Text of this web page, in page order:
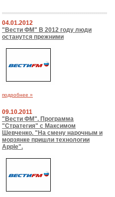
04.01.2012
"Вести ФМ" В 2012 году люди
останутся прежними
подробнее »
09.10.2011
"Вести ФМ". Программа
"Стратегия" с Максимом
Шевченко. "На смену нарочным и
морзянке пришли технологии
Apple".